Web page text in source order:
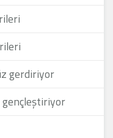
gerdiriyor
gençleştiriyor